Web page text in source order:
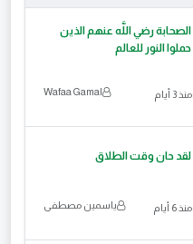
الصحابة رضي اللَّه عنهم الذين
حملوا النور للعالم
منذ 3 أيام Wafaa Gamal
لقد حان وقت الطلاق
منذ 6 أيام ياسمين مصطفى